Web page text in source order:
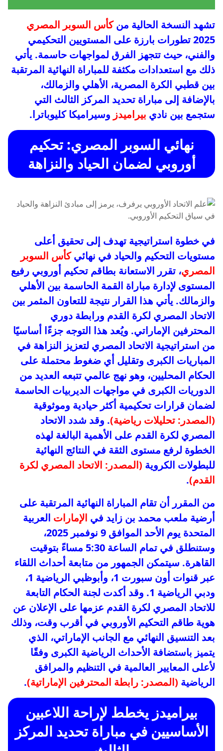
تشهد النسخة الحالية منكأس السوبر المصري
2025 تطورات بارزة على المستويين التحكيمي
والفني، حيث تتجهز الفرق لمواجهات حاسمة. يأتي
ذلك مع استعدادات مكثفة للمباراة النهائية المرتقبة
بين قطبي الكرة المصرية، الأهلي والزمالك،
بالإضافة إلى مباراة تحديد المركز الثالث التي
ستجمع بين نادي بيراميدز وسيراميكا كليوباترا.
نهائي السوبر المصري: تحكيم
أوروبي لضمان الحياد والنزاهة
في خطوة استراتيجية تهدف إلى تحقيق أعلى
مستويات التحكيم والحياد في نهائيكأس السوبر
المصري، تقرر الاستعانة بطاقم تحكيم أوروبي رفيع
المستوى لإدارة مباراة القمة الحاسمة بين الأهلي
والزمالك. يأتي هذا القرار نتيجة للتعاون المثمر بين
الاتحاد المصري لكرة القدم ورابطة دوري
المحترفين الإماراتي. ويُعد هذا التوجه جزءًا أساسيًا
من استراتيجية الاتحاد المصري لتعزيز النزاهة في
المباريات الكبرى وتقليل أي ضغوط محتملة على
الحكام المحليين، وهو نهج عالمي تتبعه العديد من
الدوريات الكبرى في مواجهات الديربيات الحاسمة
لضمان قرارات تحكيمية أكثر حيادية وموثوقية
(المصدر: تحليلات رياضية). وقد شدد الاتحاد
المصري لكرة القدم على الأهمية البالغة لهذه
الخطوة لرفع مستوى الثقة في النتائج النهائية
للبطولات الكروية (المصدر: الاتحاد المصري لكرة
القدم).
من المقرر أن تقام المباراة النهائية المرتقبة على
أرضية ملعب محمد بن زايد في الإمارات العربية
المتحدة يوم الأحد الموافق 9 نوفمبر 2025،
وستنطلق في تمام الساعة 5:30 مساءً بتوقيت
القاهرة. سيتمكن الجمهور من متابعة أحداث اللقاء
عبر قنوات أون سبورت 1، وأبوظبي الرياضية 1،
ودبي الرياضية 1. وقد أكدت لجنة الحكام التابعة
للاتحاد المصري لكرة القدم عزمها على الإعلان عن
هوية طاقم التحكيم الأوروبي في أقرب وقت، وذلك
بعد التنسيق النهائي مع الجانب الإماراتي، الذي
يتميز باستضافة الأحداث الرياضية الكبرى وفقًا
لأعلى المعايير العالمية في التنظيم والمرافق
الرياضية (المصدر: رابطة المحترفين الإماراتية).
بيراميدز يخطط لإراحة اللاعبين
الأساسيين في مباراة تحديد المركز